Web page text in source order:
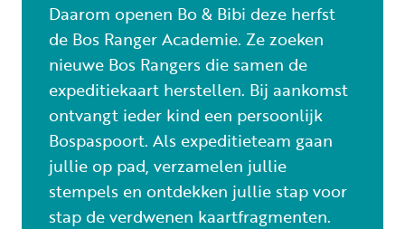
Daarom openen Bo & Bibi deze herfst
de Bos Ranger Academie. Ze zoeken
nieuwe Bos Rangers die samen de
expeditiekaart herstellen. Bij aankomst
ontvangt ieder kind een persoonlijk
Bospaspoort. Als expeditieteam gaan
jullie op pad, verzamelen jullie
stempels en ontdekken jullie stap voor
stap de verdwenen kaartfragmenten.